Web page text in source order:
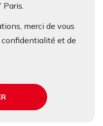
Paris.
merci de vous
et de